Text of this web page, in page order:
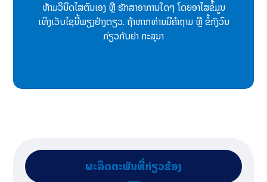
ຫ້າມວິນິດໄສຕົນເອງ ຫຼື ຮັກສາອາການໃດໆ ໂດຍອາໄສຂໍ້ມູນ
ເທິງເວັບໄຊນີ້ພຽງຢ່າງດຽວ. ຖ້າຫາກທ່ານມີຄຳຖາມ ຫຼື ຂໍ້ກັງວົນ
ກ່ຽວກັບຢາ ກະລຸນາ
ຜະລິດຕະພັນທີ່ກ່ຽວຂ້ອງ